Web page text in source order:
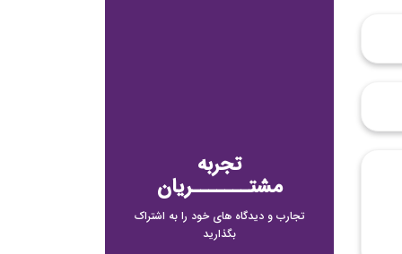
تجربه
مشتـــــــریان
تجارب و دیدگاه های خود را به اشتراک
بگذارید